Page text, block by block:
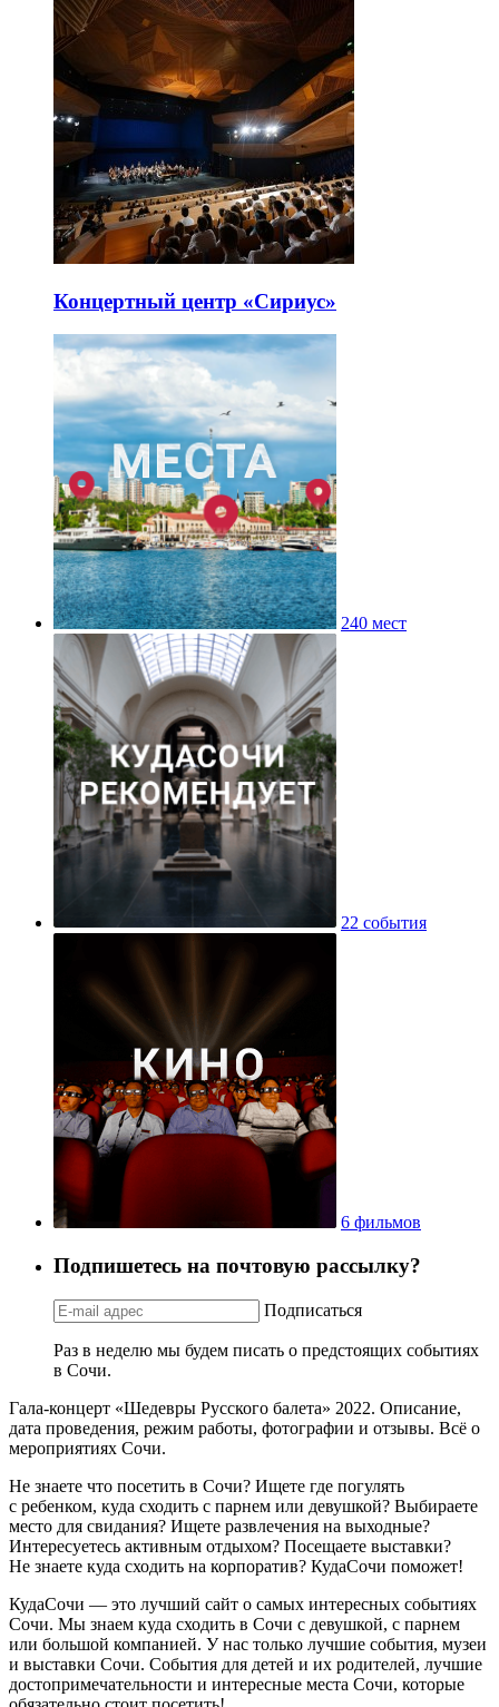
Концертный центр «Сириус»
240 мест
22 события
6 фильмов
Подпишетесь на почтовую рассылку?
Подписаться
Раз в неделю мы будем писать о предстоящих событиях
в Сочи.
Гала-концерт «Шедевры Русского балета» 2022. Описание,
дата проведения, режим работы, фотографии и отзывы. Всё о
мероприятиях Сочи.
Не знаете что посетить в Сочи? Ищете где погулять
с ребенком, куда сходить с парнем или девушкой? Выбираете
место для свидания? Ищете развлечения на выходные?
Интересуетесь активным отдыхом? Посещаете выставки?
Не знаете куда сходить на корпоратив? КудаСочи поможет!
КудаСочи — это лучший сайт о самых интересных событиях
Сочи. Мы знаем куда сходить в Сочи с девушкой, с парнем
или большой компанией. У нас только лучшие события, музеи
и выставки Сочи. События для детей и их родителей, лучшие
достопримечательности и интересные места Сочи, которые